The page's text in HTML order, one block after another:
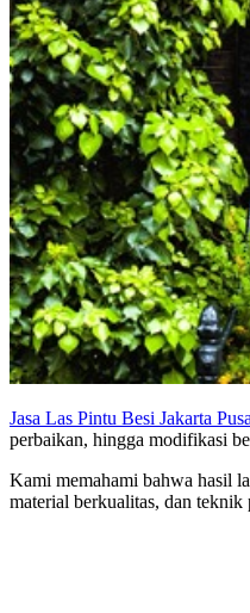
Jasa Las Pintu Besi Jakarta
perbaikan, hingga modifikasi
Kami memahami bahwa hasil
material berkualitas, dan teknik